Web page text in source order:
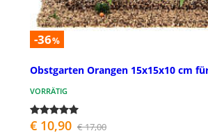
-36%
Obstgarten Orangen 15x15x10 cm
VORRÄTIG
€ 10,90 € 17,00